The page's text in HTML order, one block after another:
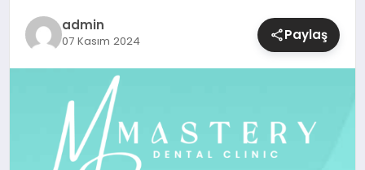
TEKNOLOJI
admin
07 Kasım 2024 Paylaş